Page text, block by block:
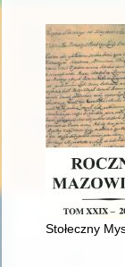
Stołeczny